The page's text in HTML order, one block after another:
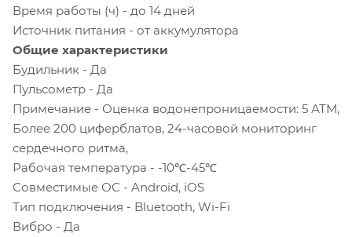
Время работы (ч) - до 14 дней
Источник питания - от аккумулятора
Общие характеристики
Будильник - Да
Пульсометр - Да
Примечание - Оценка водонепроницаемости: 5 АТМ,
Более 200 циферблатов, 24-часовой мониторинг
сердечного ритма,
Рабочая температура - -10℃-45℃
Совместимые ОС - Android, iOS
Тип подключения - Bluetooth, Wi-Fi
Вибро - Да